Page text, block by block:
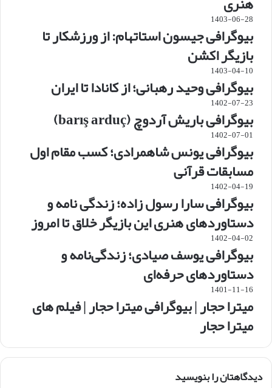
1403-06-28
بیوگرافی جیسون استاتهام: از ورزشکار تا
بازیگر اکشن
1403-04-10
بیوگرافی وحید رهبانی؛ از کانادا تا ایران
1402-07-23
بیوگرافی باریش آردوچ (barış arduç)
1402-07-01
بیوگرافی یونس شاهمرادی؛ کسب مقام اول
مسابقات قرآنی
1402-04-19
بیوگرافی سارا رسول زاده؛ زندگی نامه و
دستاوردهای هنری این بازیگر خلاق تا امروز
1402-04-02
بیوگرافی یوسف صیادی؛ زندگی‌نامه و
دستاوردهای حرفه‌ای
1401-11-16
میترا حجار | بیوگرافی میترا حجار | فیلم های
میترا حجار
دیدگاهتان را بنویسید